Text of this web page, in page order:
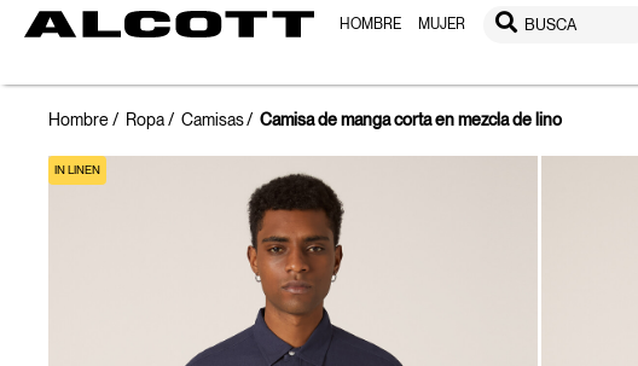
HOMBRE MUJER BUSCA
Hombre Ropa Camisas Camisa de manga corta en mezcla de lino
IN LINEN